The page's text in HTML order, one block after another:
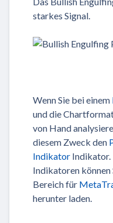
starkes Signal.
Wenn Sie bei einem
und die
von Hand
diesem Zweck den
Indikator Indikator.
Indikatoren können
Bereich für
herunter laden.